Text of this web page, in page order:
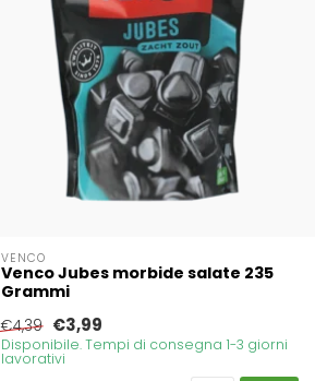
VENCO
Venco Jubes morbide salate 235
Grammi
€4,39 €3,99
Disponibile. Tempi di consegna 1-3 giorni
lavorativi